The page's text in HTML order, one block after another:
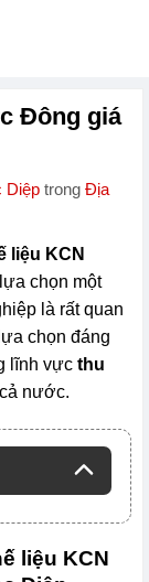
Đông giá
Diệptrong Địa
liệu KCN
chọn một
là rất quan
chọn đáng
lĩnh vực thu
nước.
liệu KCN